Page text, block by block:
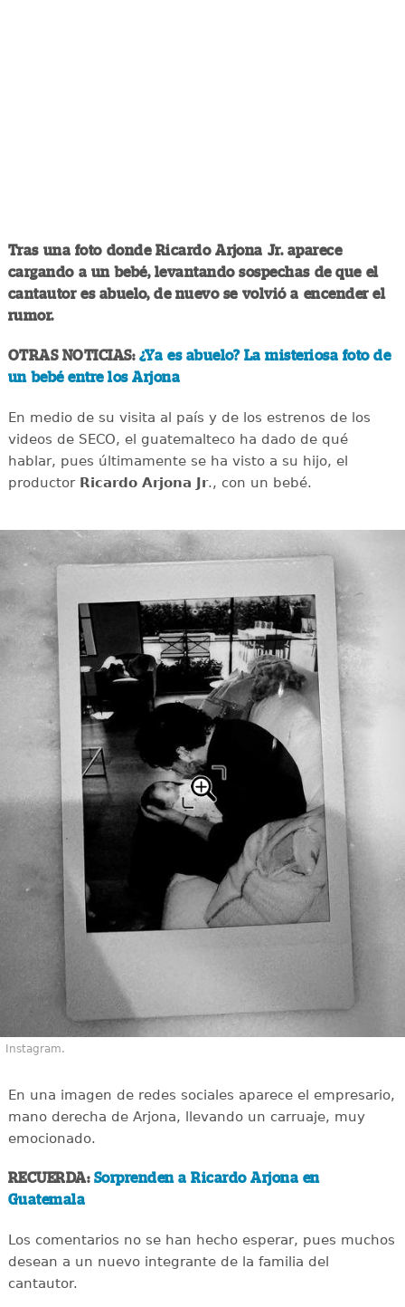
Tras una foto donde Ricardo Arjona Jr. aparece
cargando a un bebé, levantando sospechas de que el
cantautor es abuelo, de nuevo se volvió a encender el
rumor.
OTRAS NOTICIAS:¿Ya es abuelo? La misteriosa foto de
un bebé entre los Arjona
En medio de su visita al país y de los estrenos de los
videos de SECO, el guatemalteco ha dado de qué
hablar, pues últimamente se ha visto a su hijo, el
productorRicardo Arjona Jr., con un bebé.
Instagram.
En una imagen de redes sociales aparece el empresario,
mano derecha de Arjona, llevando un carruaje, muy
emocionado.
RECUERDA: Sorprenden a Ricardo Arjona en
Guatemala
Los comentarios no se han hecho esperar, pues muchos
desean a un nuevo integrante de la familia del
cantautor.